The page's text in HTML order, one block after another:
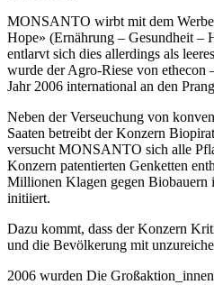
MONSANTO wirbt mit dem
Hope» (Ernährung – Gesundheit –
entlarvt sich dies allerdings als
wurde der Agro-Riese von
Jahr 2006 international an den
Neben der Verseuchung von
Saaten betreibt der Konzern
versucht MONSANTO sich alle
Konzern patentierten Genketten
Millionen Klagen gegen Biobauern
initiiert.
Dazu kommt, dass der Konzern
und die Bevölkerung mit
2006 wurden Die